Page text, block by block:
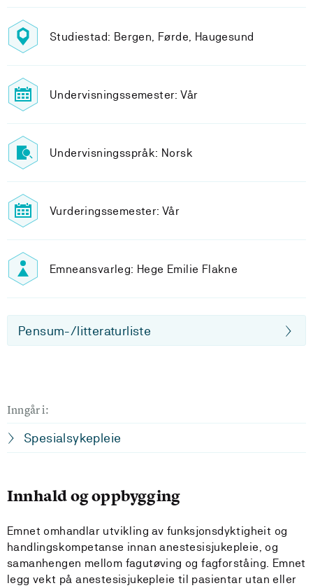
Studiestad: Bergen, Førde, Haugesund
Undervisningssemester: Vår
Undervisningsspråk: Norsk
Vurderingssemester: Vår
Emneansvarleg: Hege Emilie Flakne
Pensum-/litteraturliste
Inngår i:
Spesialsykepleie
Innhald og oppbygging
Emnet omhandlar utvikling av funksjonsdyktigheit og
handlingskompetanse innan anestesisjukepleie, og
samanhengen mellom fagutøving og fagforståing. Emnet
legg vekt på anestesisjukepleie til pasientar utan eller